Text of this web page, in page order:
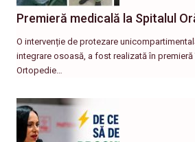
Premieră medicală la Spitalul
O intervenție de protezare
integrare osoasă, a fost realizată în
Ortopedie…